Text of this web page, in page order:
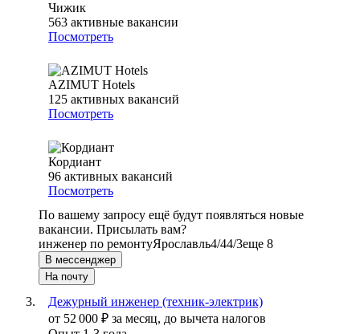
Чижик
563 активные вакансии
Посмотреть
AZIMUT Hotels
125 активных вакансий
Посмотреть
Кордиант
96 активных вакансий
Посмотреть
По вашему запросу ещё будут появляться новые
вакансии. Присылать вам?
инженер по ремонтуЯрославль4/44/3еще 8
В мессенджер
На почту
Дежурный инженер (техник-электрик)
от 52 000 ₽ за месяц, до вычета налогов